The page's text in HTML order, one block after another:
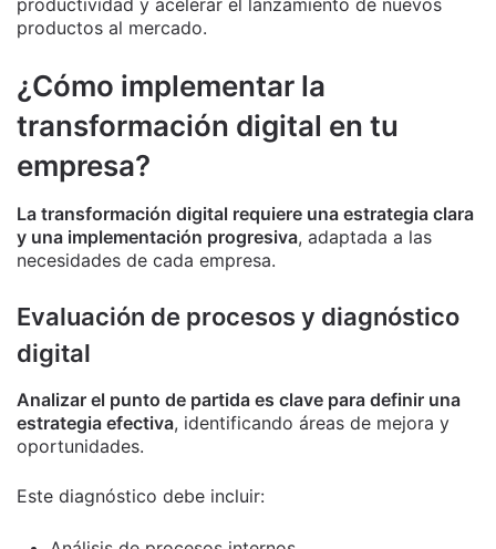
productos al mercado.
¿Cómo implementar la
transformación digital en tu
empresa?
La transformación digital requiere una estrategia clara
y una implementación progresiva, adaptada a las
necesidades de cada empresa.
Evaluación de procesos y diagnóstico
digital
Analizar el punto de partida es clave para definir una
estrategia efectiva, identificando áreas de mejora y
oportunidades.
Este diagnóstico debe incluir: